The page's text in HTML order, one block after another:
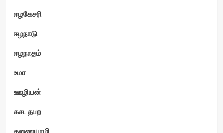
ஈழகேசரி
ஈழநாடு
ஈழநாதம்
உமா
ஊழியன்
கசடதபற
கணையாழி